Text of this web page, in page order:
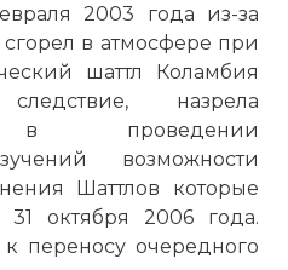
2003 года из-за
в атмосфере при
шаттл Коламбия
назрела
в проведении
возможности
Шаттлов которые
31 октября 2006 года.
переносу очередного